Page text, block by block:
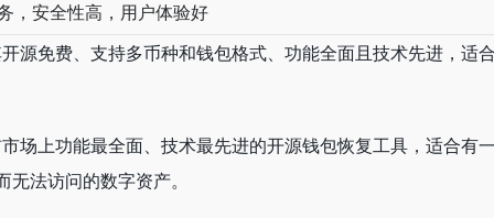
，安全性高，用户体验好
源免费、支持多币种和钱包格式、功能全面且技术先进，适
场上功能最全面、技术最先进的开源钱包恢复工具，适合有
法访问的数字资产。